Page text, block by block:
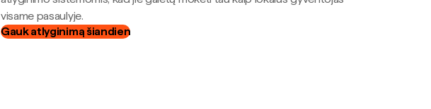
visame pasaulyje.
Gauk atlyginimą šiandien